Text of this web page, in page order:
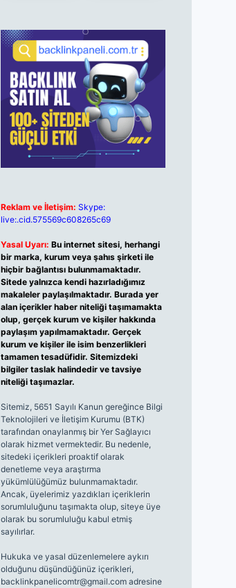
Reklam ve İletişim: Skype:
live:.cid.575569c608265c69
Yasal Uyarı: Bu internet sitesi, herhangi
bir marka, kurum veya şahıs şirketi ile
hiçbir bağlantısı bulunmamaktadır.
Sitede yalnızca kendi hazırladığımız
makaleler paylaşılmaktadır. Burada yer
alan içerikler haber niteliği taşımamakta
olup, gerçek kurum ve kişiler hakkında
paylaşım yapılmamaktadır. Gerçek
kurum ve kişiler ile isim benzerlikleri
tamamen tesadüfidir. Sitemizdeki
bilgiler taslak halindedir ve tavsiye
niteliği taşımazlar.
Sitemiz, 5651 Sayılı Kanun gereğince Bilgi
Teknolojileri ve İletişim Kurumu (BTK)
tarafından onaylanmış bir Yer Sağlayıcı
olarak hizmet vermektedir. Bu nedenle,
sitedeki içerikleri proaktif olarak
denetleme veya araştırma
yükümlülüğümüz bulunmamaktadır.
Ancak, üyelerimiz yazdıkları içeriklerin
sorumluluğunu taşımakta olup, siteye üye
olarak bu sorumluluğu kabul etmiş
sayılırlar.
Hukuka ve yasal düzenlemelere aykırı
olduğunu düşündüğünüz içerikleri,
backlinkpanelicomtr@gmail.comadresine